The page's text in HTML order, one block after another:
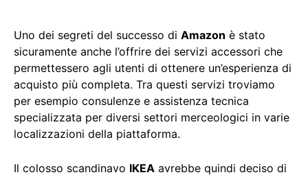
Uno dei segreti del successo di Amazon è stato
sicuramente anche l’offrire dei servizi accessori che
permettessero agli utenti di ottenere un’esperienza di
acquisto più completa. Tra questi servizi troviamo
per esempio consulenze e assistenza tecnica
specializzata per diversi settori merceologici in varie
localizzazioni della piattaforma.
Il colosso scandinavo IKEA avrebbe quindi deciso di